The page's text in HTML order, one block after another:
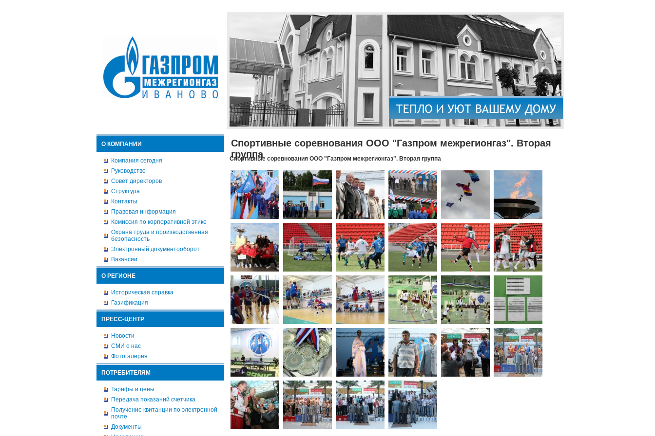
О КОМПАНИИ
Компания сегодня
Руководство
Совет директоров
Структура
Контакты
Правовая информация
Комиссия по корпоративной этике
Охрана труда и производственная
безопасность
Электронный документооборот
Вакансии
О РЕГИОНЕ
Историческая справка
Газификация
ПРЕСС-ЦЕНТР
Новости
СМИ о нас
Фотогалерея
ПОТРЕБИТЕЛЯМ
Тарифы и цены
Передача показаний счетчика
Получение квитанции по электронной
почте
Документы
Спортивные соревнования ООО "Газпром межрегионгаз". Вторая
группа
Спортивные соревнования ООО "Газпром межрегионгаз". Вторая группа